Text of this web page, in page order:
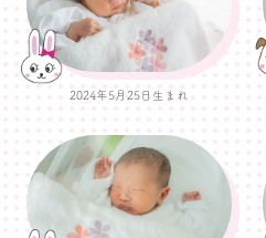
2024年5月25日生まれ